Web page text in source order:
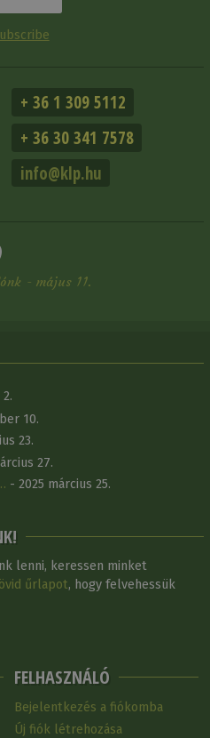
+ 36 1 309 5112
+ 36 30 341 7578
info@klp.hu
- május 11.
10.
23.
27.
- 2025 március 25.
lenni, keressen minket
űrlapot, hogy felvehessük
FELHASZNÁLÓ
Bejelentkezés a fiókomba
Új fiók létrehozása